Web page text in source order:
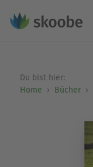
Du bist hier:
Home
Bücher